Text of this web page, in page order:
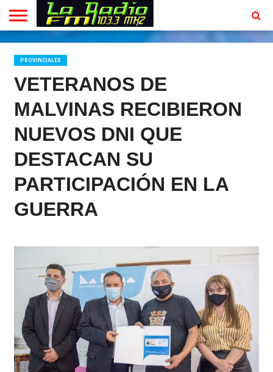
INICIO
EN
VIVO
PROGRAMACION
CONTACTO
PROVINCIALES
VETERANOS DE
MALVINAS RECIBIERON
NUEVOS DNI QUE
DESTACAN SU
PARTICIPACIÓN EN LA
GUERRA